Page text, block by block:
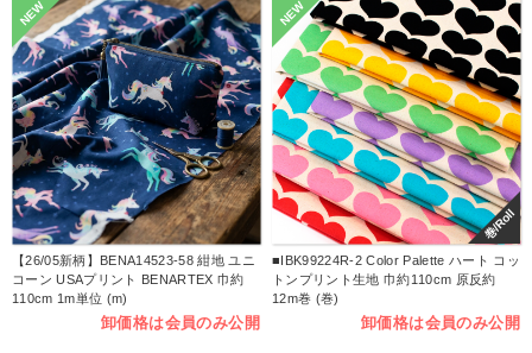
NEW
【26/05新柄】BENA14523-58 紺地 ユニ
コーン USAプリント BENARTEX 巾約
110cm 1m単位 (m)
卸価格は会員のみ公開
NEW
巻/Roll
■IBK99224R-2 Color Palette ハート コッ
トンプリント生地 巾約110cm 原反約
12m巻 (巻)
卸価格は会員のみ公開